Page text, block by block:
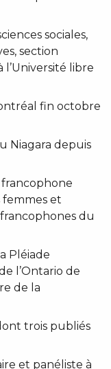
sociales,
section
libre
fin octobre
Niagara depuis
francophone
femmes et
du
Pléiade
l’Ontario de
de la
trois publiés
et panéliste à